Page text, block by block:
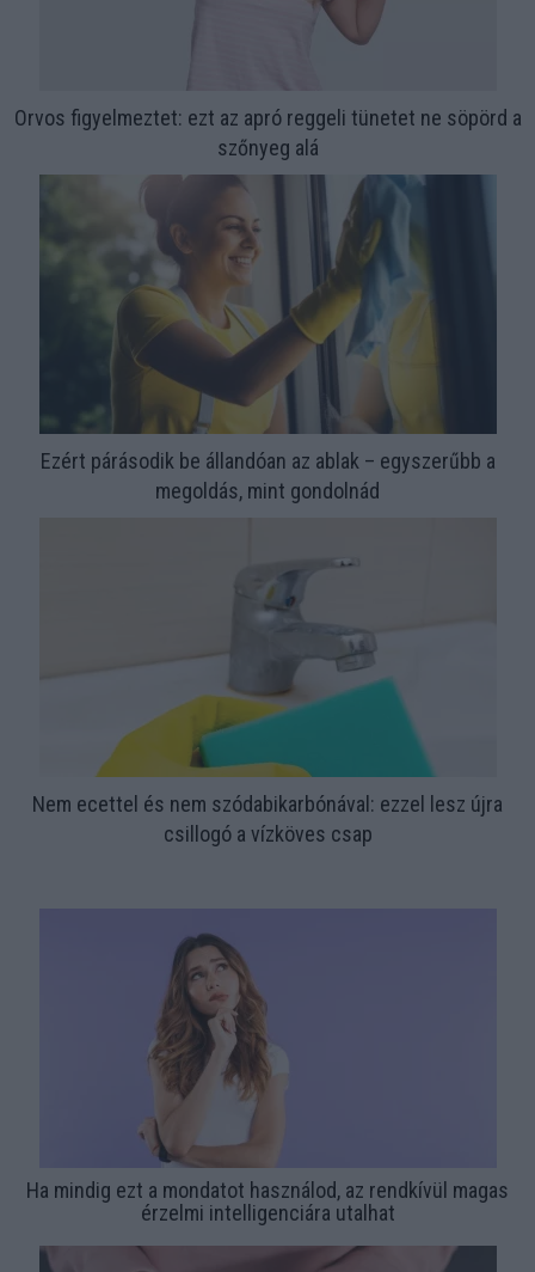
Orvos figyelmeztet: ezt az apró reggeli tünetet ne söpörd a
szőnyeg alá
Ezért párásodik be állandóan az ablak – egyszerűbb a
megoldás, mint gondolnád
Nem ecettel és nem szódabikarbónával: ezzel lesz újra
csillogó a vízköves csap
Ha mindig ezt a mondatot használod, az rendkívül magas
érzelmi intelligenciára utalhat